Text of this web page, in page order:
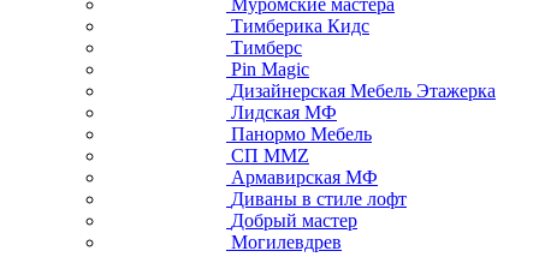
Тимберика Кидс
Тимберс
Pin Magic
Дизайнерская Мебель Этажерка
Лидская МФ
Панормо Мебель
СП ММZ
Армавирская МФ
Диваны в стиле лофт
Добрый мастер
Могилевдрев